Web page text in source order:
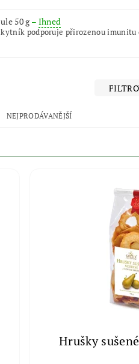
50 g– Ihned
podporuje přirozenou imunitu
NEJPRODÁVANĚJŠÍ
Hrušky